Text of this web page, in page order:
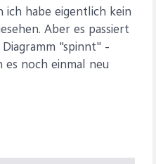
ich habe eigentlich kein
Aber es passiert
"spinnt" -
noch einmal neu